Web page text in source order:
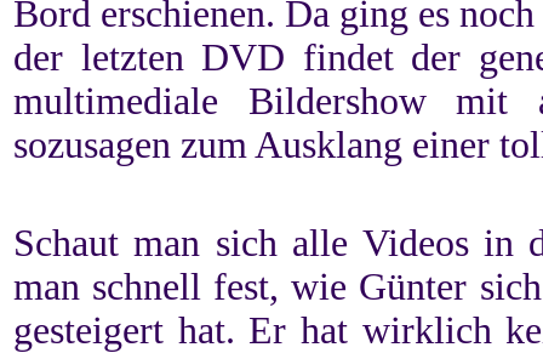
Bord erschienen. Da ging es
der letzten DVD findet der
multimediale Bildershow mit
sozusagen zum Ausklang einer
Schaut man sich alle Videos in
man schnell fest, wie Günter
gesteigert hat. Er hat wirklich